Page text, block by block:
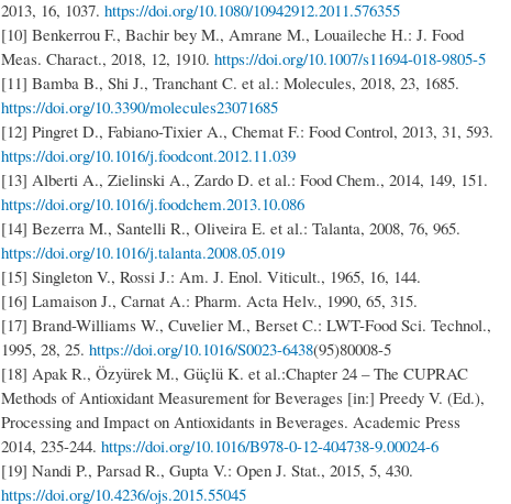
2013, 16, 1037. https://doi.org/10.1080/10942912.2011.576355
[10] Benkerrou F., Bachir bey M., Amrane M., Louaileche H.: J. Food
Meas. Charact., 2018, 12, 1910. https://doi.org/10.1007/s11694-018-9805-5
[11] Bamba B., Shi J., Tranchant C. et al.: Molecules, 2018, 23, 1685.
https://doi.org/10.3390/molecules23071685
[12] Pingret D., Fabiano-Tixier A., Chemat F.: Food Control, 2013, 31, 593.
https://doi.org/10.1016/j.foodcont.2012.11.039
[13] Alberti A., Zielinski A., Zardo D. et al.: Food Chem., 2014, 149, 151.
https://doi.org/10.1016/j.foodchem.2013.10.086
[14] Bezerra M., Santelli R., Oliveira E. et al.: Talanta, 2008, 76, 965.
https://doi.org/10.1016/j.talanta.2008.05.019
[15] Singleton V., Rossi J.: Am. J. Enol. Viticult., 1965, 16, 144.
[16] Lamaison J., Carnat A.: Pharm. Acta Helv., 1990, 65, 315.
[17] Brand-Williams W., Cuvelier M., Berset C.: LWT-Food Sci. Technol.,
1995, 28, 25. https://doi.org/10.1016/S0023-6438(95)80008-5
[18] Apak R., Özyürek M., Güçlü K. et al.:Chapter 24 – The CUPRAC
Methods of Antioxidant Measurement for Beverages [in:] Preedy V. (Ed.),
Processing and Impact on Antioxidants in Beverages. Academic Press
2014, 235-244. https://doi.org/10.1016/B978-0-12-404738-9.00024-6
[19] Nandi P., Parsad R., Gupta V.: Open J. Stat., 2015, 5, 430.
https://doi.org/10.4236/ojs.2015.55045